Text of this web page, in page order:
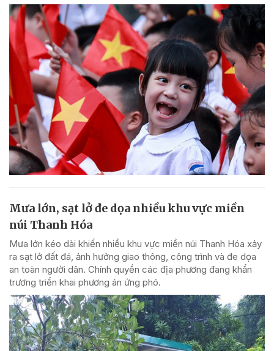
Mưa lớn, sạt lở đe dọa nhiều khu vực miền
núi Thanh Hóa
Mưa lớn kéo dài khiến nhiều khu vực miền núi Thanh Hóa xảy
ra sạt lở đất đá, ảnh hưởng giao thông, công trình và đe dọa
an toàn người dân. Chính quyền các địa phương đang khẩn
trương triển khai phương án ứng phó.